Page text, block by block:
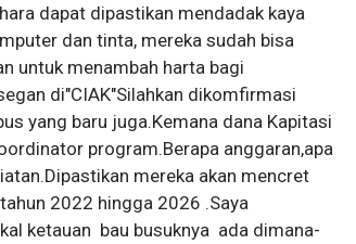
dapat dipastikan mendadak kaya
dan tinta, mereka sudah bisa
untuk menambah harta bagi
di"CIAK"Silahkan dikomfirmasi
yang baru juga.Kemana dana Kapitasi
program.Berapa anggaran,apa
mereka akan mencret
2022 hingga 2026 .Saya
ketauan bau busuknya ada dimana-